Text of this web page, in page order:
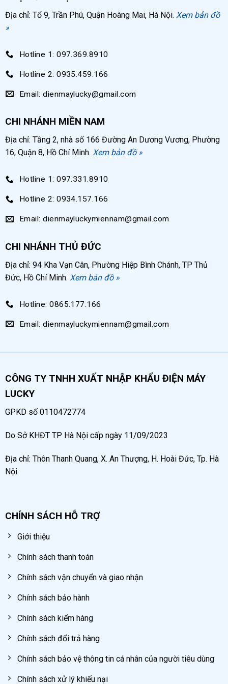
Phớt da có khả năng chịu nhiệt độ cao, độ đàn
mỡ để bảo dưỡng máy móc.
Phớt có đường kính chuẩn nên phù hợp với đa
dạng các loại máy bơm mỡ có dung tích thùng
Bề mặt trong của phớt da mịn giúp giảm thiểu
ma sát mỡ bôi trơn, từ đó duy trì lưu lượng mỡ
bôi trơn đầu ra.
Dấu hiệu phớt máy bơm mỡ 40 lít bị hỏng
Phớt da bị hỏng dấu hiệu đầu tiên bạn có thể nhận
phớt da bị rách, cong, vênh khiến phớt không đảm bảo
độ khít với thành thùng chứa. Ngoài ra có 1 số dấu
hiệu được biểu hiện thông qua quá trình làm việc của
máy như:
dù vấu kẹp thùng chứa đã đóng chặt, mỡ không
đổ quá đầy.
mỡ ra ngoài hoặc mỡ đầu ra bị yếu, áp lực mỡ
Mỡ đầu ra không ổn định, lúc mạnh lúc yếu ảnh
xuất, dây chuyền sản phẩm,…
Hoặc đơn thuần do sử dụng lâu ngày khiến phớt
Lưu ý khi thay phớt máy bơm mỡ 40 lít
cao, tuy nhiên trong quá trình thay phớt da bạn cần
chú ý để làm bảo an toàn khi sửa chữa cũng như thao
tác bơm mỡ:
Trước khi tháo các linh kiện máy cần đảm bảo
đã xả hết áp trong thùng chứa, hạn chế rủi ro về
tự, tránh làm hỏng trục bơm, phát sinh chi phí
sửa chữa.
Đảm bảo lớp phớt mới vào đúng vị trí của phớt
Địa chỉ: Tổ 9, Trần Phú, Quận Hoàng Mai, Hà Nội. Xem bản đồ
»
Hotline 1: 097.369.8910
Hotline 2: 0935.459.166
Email: dienmaylucky@gmail.com
CHI NHÁNH MIỀN NAM
Địa chỉ: Tầng 2, nhà số 166 Đường An Dương Vương, Phường
16, Quận 8, Hồ Chí Minh. Xem bản đồ »
Hotline 1: 097.331.8910
Hotline 2: 0934.157.166
Email: dienmayluckymiennam@gmail.com
CHI NHÁNH THỦ ĐỨC
Địa chỉ: 94 Kha Vạn Cân, Phường Hiệp Bình Chánh, TP Thủ
Đức, Hồ Chí Minh. Xem bản đồ »
Hotline: 0865.177.166
Email: dienmayluckymiennam@gmail.com
CÔNG TY TNHH XUẤT NHẬP KHẨU ĐIỆN MÁY
LUCKY
GPKD số 0110472774
Do Sở KHĐT TP Hà Nội cấp ngày 11/09/2023
Địa chỉ: Thôn Thanh Quang, X. An Thượng, H. Hoài Đức, Tp. Hà
Nội
CHÍNH SÁCH HỖ TRỢ
Giới thiệu
Chính sách thanh toán
Chính sách vận chuyển và giao nhận
Chính sách bảo hành
Chính sách kiểm hàng
Chính sách đổi trả hàng
Chính sách bảo vệ thông tin cá nhân của người tiêu dùng
Chính sách xử lý khiếu nại